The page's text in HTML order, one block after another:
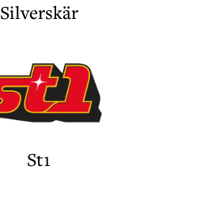
Silverskär
St1